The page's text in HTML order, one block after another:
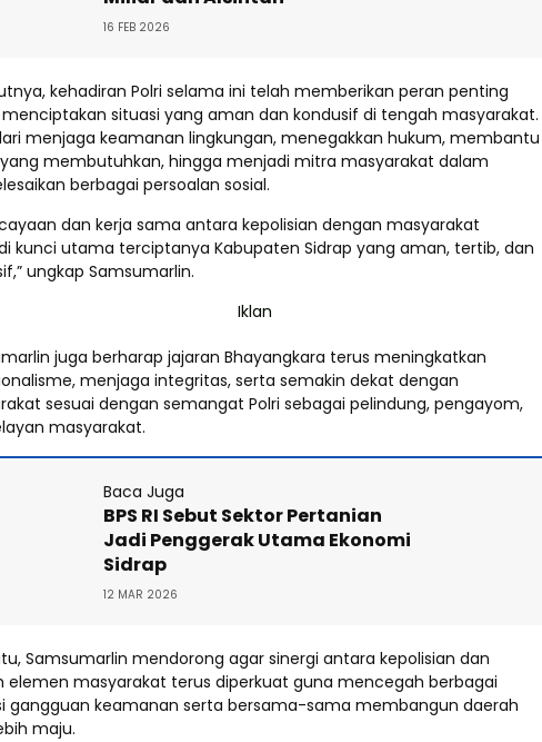
16 FEB 2026
kehadiran Polri selama ini telah memberikan peran penting
situasi yang aman dan kondusif di tengah masyarakat.
menjaga keamanan lingkungan, menegakkan hukum, membantu
membutuhkan, hingga menjadi mitra masyarakat dalam
berbagai persoalan sosial.
dan kerja sama antara kepolisian dengan masyarakat
kunci utama terciptanya Kabupaten Sidrap yang aman, tertib, dan
ungkap Samsumarlin.
juga berharap jajaran Bhayangkara terus meningkatkan
menjaga integritas, serta semakin dekat dengan
sesuai dengan semangat Polri sebagai pelindung, pengayom,
masyarakat.
Baca Juga
BPS RI Sebut Sektor Pertanian
Jadi Penggerak Utama Ekonomi
Sidrap
12 MAR 2026
Samsumarlin mendorong agar sinergi antara kepolisian dan
elemen masyarakat terus diperkuat guna mencegah berbagai
gangguan keamanan serta bersama-sama membangun daerah
maju.